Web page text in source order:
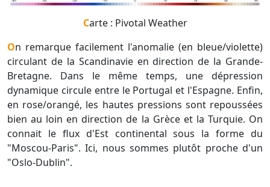
Carte : Pivotal Weather
On remarque facilement l'anomalie (en bleue/violette)
circulant de la Scandinavie en direction de la Grande-
Bretagne. Dans le même temps, une dépression
dynamique circule entre le Portugal et l'Espagne. Enfin,
en rose/orangé, les hautes pressions sont repoussées
bien au loin en direction de la Grèce et la Turquie. On
connait le flux d'Est continental sous la forme du
"Moscou-Paris". Ici, nous sommes plutôt proche d'un
"Oslo-Dublin".